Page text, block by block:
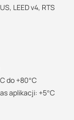
LEED v4, RTS
do +80°C
aplikacji: +5°C